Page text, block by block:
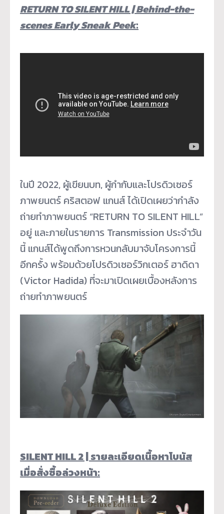
RETURN TO SILENT HILL | Behind-the-
scenes Early Sneak Peek:
ในปี 2022, ผู้เขียนบท, ผู้กำกับและโปรดิวเซอร์
ภาพยนตร์ คริสตอฟ แกนส์ ได้เปิดเผยว่ากำลัง
ถ่ายทำภาพยนตร์ “RETURN TO SILENT HILL”
อยู่ และภายในรายการ Transmission ประจำวัน
นี้ แกนส์ได้พูดถึงการหวนกลับมาจับโครงการนี้
อีกครั้ง พร้อมด้วยโปรดิวเซอร์วิกเตอร์ ฮาดิดา
(Victor Hadida) ที่จะมาเปิดเผยเบื้องหลังการ
ถ่ายทำภาพยนตร์
SILENT HILL 2 |รายละเอียดเนื้อหาโบนัส
เมื่อสั่งซื้อล่วงหน้า: